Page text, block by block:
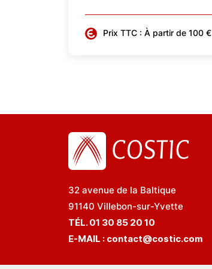
Prix TTC : À partir de 100 €
32 avenue de la Baltique
91140 Villebon-sur-Yvette
TÉL. 01 30 85 20 10
E-MAIL : contact@costic.com